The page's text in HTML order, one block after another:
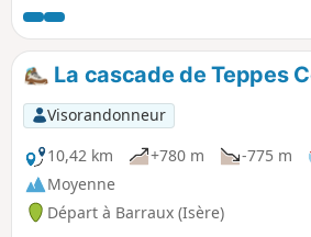
La cascade de Teppes
Visorandonneur
10,42 km
+780 m -775 m
Moyenne
Départ à Barraux (Isère)